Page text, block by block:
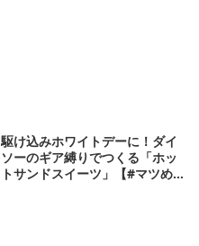
駆け込みホワイトデーに！ダイ
ソーのギア縛りでつくる「ホッ
トサンドスイーツ」【#マツめし